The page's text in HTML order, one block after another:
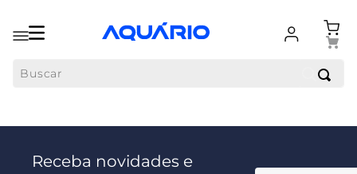
Receba novidades e